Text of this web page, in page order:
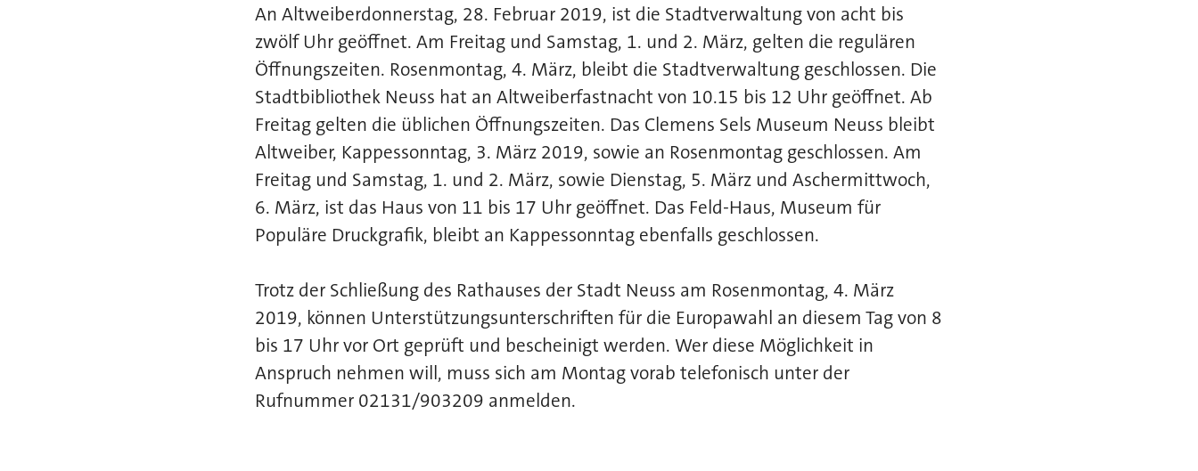
An Altweiberdonnerstag, 28. Februar 2019, ist die Stadtverwaltung von acht bis
zwölf Uhr geöffnet. Am Freitag und Samstag, 1. und 2. März, gelten die regulären
Öffnungszeiten. Rosenmontag, 4. März, bleibt die Stadtverwaltung geschlossen. Die
Stadtbibliothek Neuss hat an Altweiberfastnacht von 10.15 bis 12 Uhr geöffnet. Ab
Freitag gelten die üblichen Öffnungszeiten. Das Clemens Sels Museum Neuss bleibt
Altweiber, Kappessonntag, 3. März 2019, sowie an Rosenmontag geschlossen. Am
Freitag und Samstag, 1. und 2. März, sowie Dienstag, 5. März und Aschermittwoch,
6. März, ist das Haus von 11 bis 17 Uhr geöffnet. Das Feld-Haus, Museum für
Populäre Druckgrafik, bleibt an Kappessonntag ebenfalls geschlossen.
Trotz der Schließung des Rathauses der Stadt Neuss am Rosenmontag, 4. März
2019, können Unterstützungsunterschriften für die Europawahl an diesem Tag von 8
bis 17 Uhr vor Ort geprüft und bescheinigt werden. Wer diese Möglichkeit in
Anspruch nehmen will, muss sich am Montag vorab telefonisch unter der
Rufnummer 02131/903209 anmelden.